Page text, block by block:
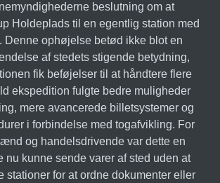
beslutning om at
Holdeplads til en egentlig station med
Denne ophøjelse betød ikke blot en
af stedets stigende betydning,
fik beføjelser til at håndtere flere
ekspedition fulgte bedre muligheder
mere avancerede billetsystemer og
i forbindelse med togafvikling. For
og handelsdrivende var dette en
nu kunne sende varer af sted uden at
stationer for at ordne dokumenter eller